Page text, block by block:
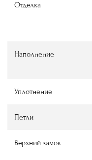
Отделка
Наполнение
Уплотнение
Петли
Верхний замок